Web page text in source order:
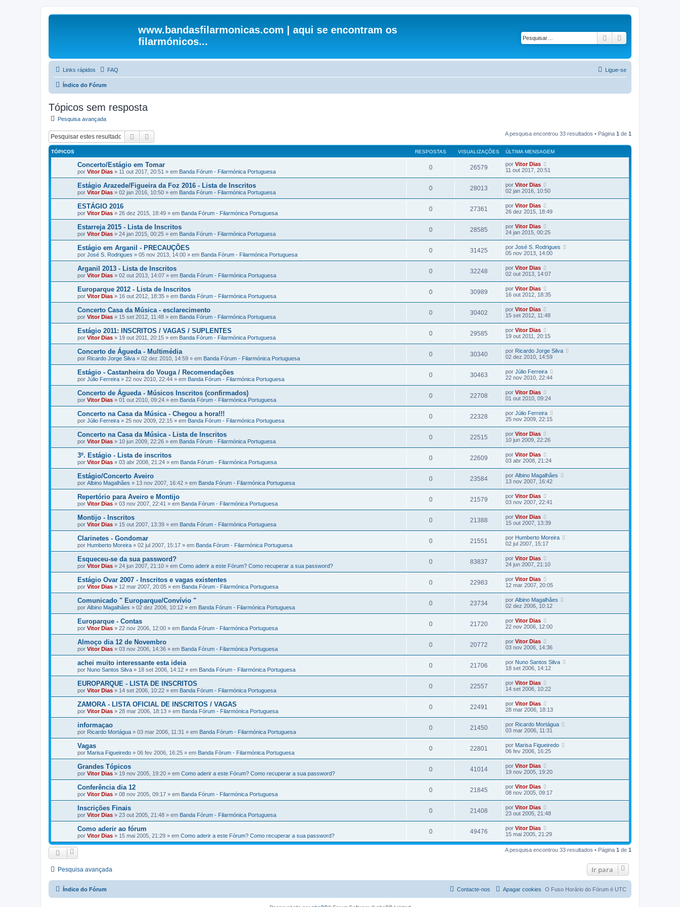
www.bandasfilarmonicas.com | aqui se encontram os
filarmónicos...
Pesquisar
Links rápidos FAQ Ligue-se
Índice do Fórum
Tópicos sem resposta
Pesquisa avançada
Pesquisar A pesquisa encontrou 33 resultados • Página 1 de 1
TÓPICOS RESPOSTAS VISUALIZAÇÕES ÚLTIMA MENSAGEM
Concerto/Estágio em Tomar
por Vitor Dias » 11 out 2017, 20:51 » em Banda Fórum - Filarmónica Portuguesa
0 26579 por Vitor Dias
11 out 2017, 20:51
Estágio Arazede/Figueira da Foz 2016 - Lista de Inscritos
por Vitor Dias » 02 jan 2016, 10:50 » em Banda Fórum - Filarmónica Portuguesa
0 28013 por Vitor Dias
02 jan 2016, 10:50
ESTÁGIO 2016
por Vitor Dias » 26 dez 2015, 18:49 » em Banda Fórum - Filarmónica Portuguesa
0 27361 por Vitor Dias
26 dez 2015, 18:49
Estarreja 2015 - Lista de Inscritos
por Vitor Dias » 24 jan 2015, 00:25 » em Banda Fórum - Filarmónica Portuguesa
0 28585 por Vitor Dias
24 jan 2015, 00:25
Estágio em Arganil - PRECAUÇÕES
por José S. Rodrigues » 05 nov 2013, 14:00 » em Banda Fórum - Filarmónica Portuguesa
0 31425 por José S. Rodrigues
05 nov 2013, 14:00
Arganil 2013 - Lista de Inscritos
por Vitor Dias » 02 out 2013, 14:07 » em Banda Fórum - Filarmónica Portuguesa
0 32248 por Vitor Dias
02 out 2013, 14:07
Europarque 2012 - Lista de Inscritos
por Vitor Dias » 16 out 2012, 18:35 » em Banda Fórum - Filarmónica Portuguesa
0 30989 por Vitor Dias
16 out 2012, 18:35
Concerto Casa da Música - esclarecimento
por Vitor Dias » 15 set 2012, 11:48 » em Banda Fórum - Filarmónica Portuguesa
0 30402 por Vitor Dias
15 set 2012, 11:48
Estágio 2011: INSCRITOS / VAGAS / SUPLENTES
por Vitor Dias » 19 out 2011, 20:15 » em Banda Fórum - Filarmónica Portuguesa
0 29585 por Vitor Dias
19 out 2011, 20:15
Concerto de Águeda - Multimédia
por Ricardo Jorge Silva » 02 dez 2010, 14:59 » em Banda Fórum - Filarmónica Portuguesa
0 30340 por Ricardo Jorge Silva
02 dez 2010, 14:59
Estágio - Castanheira do Vouga / Recomendações
por Júlio Ferreira » 22 nov 2010, 22:44 » em Banda Fórum - Filarmónica Portuguesa
0 30463 por Júlio Ferreira
22 nov 2010, 22:44
Concerto de Águeda - Músicos Inscritos (confirmados)
por Vitor Dias » 01 out 2010, 09:24 » em Banda Fórum - Filarmónica Portuguesa
0 22708 por Vitor Dias
01 out 2010, 09:24
Concerto na Casa da Música - Chegou a hora!!!
por Júlio Ferreira » 25 nov 2009, 22:15 » em Banda Fórum - Filarmónica Portuguesa
0 22328 por Júlio Ferreira
25 nov 2009, 22:15
Concerto na Casa da Música - Lista de Inscritos
por Vitor Dias » 10 jun 2009, 22:26 » em Banda Fórum - Filarmónica Portuguesa
0 22515 por Vitor Dias
10 jun 2009, 22:26
3º. Estágio - Lista de inscritos
por Vitor Dias » 03 abr 2008, 21:24 » em Banda Fórum - Filarmónica Portuguesa
0 22609 por Vitor Dias
03 abr 2008, 21:24
Estágio/Concerto Aveiro
por Albino Magalhães » 13 nov 2007, 16:42 » em Banda Fórum - Filarmónica Portuguesa
0 23584 por Albino Magalhães
13 nov 2007, 16:42
Repertório para Aveiro e Montijo
por Vitor Dias » 03 nov 2007, 22:41 » em Banda Fórum - Filarmónica Portuguesa
0 21579 por Vitor Dias
03 nov 2007, 22:41
Montijo - Inscritos
por Vitor Dias » 15 out 2007, 13:39 » em Banda Fórum - Filarmónica Portuguesa
0 21388 por Vitor Dias
15 out 2007, 13:39
Clarinetes - Gondomar
por Humberto Moreira » 02 jul 2007, 15:17 » em Banda Fórum - Filarmónica Portuguesa
0 21551 por Humberto Moreira
02 jul 2007, 15:17
Esqueceu-se da sua password?
por Vitor Dias » 24 jun 2007, 21:10 » em Como aderir a este Fórum? Como recuperar a sua password?
0 83837 por Vitor Dias
24 jun 2007, 21:10
Estágio Ovar 2007 - Inscritos e vagas existentes
por Vitor Dias » 12 mar 2007, 20:05 » em Banda Fórum - Filarmónica Portuguesa
0 22983 por Vitor Dias
12 mar 2007, 20:05
Comunicado " Europarque/Convívio "
por Albino Magalhães » 02 dez 2006, 10:12 » em Banda Fórum - Filarmónica Portuguesa
0 23734 por Albino Magalhães
02 dez 2006, 10:12
Europarque - Contas
por Vitor Dias » 22 nov 2006, 12:00 » em Banda Fórum - Filarmónica Portuguesa
0 21720 por Vitor Dias
22 nov 2006, 12:00
Almoço dia 12 de Novembro
por Vitor Dias » 03 nov 2006, 14:36 » em Banda Fórum - Filarmónica Portuguesa
0 20772 por Vitor Dias
03 nov 2006, 14:36
achei muito interessante esta ideia
por Nuno Santos Silva » 18 set 2006, 14:12 » em Banda Fórum - Filarmónica Portuguesa
0 21706 por Nuno Santos Silva
18 set 2006, 14:12
EUROPARQUE - LISTA DE INSCRITOS
por Vitor Dias » 14 set 2006, 10:22 » em Banda Fórum - Filarmónica Portuguesa
0 22557 por Vitor Dias
14 set 2006, 10:22
ZAMORA - LISTA OFICIAL DE INSCRITOS / VAGAS
por Vitor Dias » 28 mar 2006, 18:13 » em Banda Fórum - Filarmónica Portuguesa
0 22491 por Vitor Dias
28 mar 2006, 18:13
informaçao
por Ricardo Mortágua » 03 mar 2006, 11:31 » em Banda Fórum - Filarmónica Portuguesa
0 21450 por Ricardo Mortágua
03 mar 2006, 11:31
Vagas
por Marisa Figueiredo » 06 fev 2006, 16:25 » em Banda Fórum - Filarmónica Portuguesa
0 22801 por Marisa Figueiredo
06 fev 2006, 16:25
Grandes Tópicos
por Vitor Dias » 19 nov 2005, 19:20 » em Como aderir a este Fórum? Como recuperar a sua password?
0 41014 por Vitor Dias
19 nov 2005, 19:20
Conferência dia 12
por Vitor Dias » 08 nov 2005, 09:17 » em Banda Fórum - Filarmónica Portuguesa
0 21845 por Vitor Dias
08 nov 2005, 09:17
Inscrições Finais
por Vitor Dias » 23 out 2005, 21:48 » em Banda Fórum - Filarmónica Portuguesa
0 21408 por Vitor Dias
23 out 2005, 21:48
Como aderir ao fórum
por Vitor Dias » 15 mai 2005, 21:29 » em Como aderir a este Fórum? Como recuperar a sua password?
0 49476 por Vitor Dias
15 mai 2005, 21:29
A pesquisa encontrou 33 resultados • Página 1 de 1
Pesquisa avançada Ir para
Índice do Fórum O Fuso Horário do Fórum é UTC
Apagar cookies
Contacte-nos